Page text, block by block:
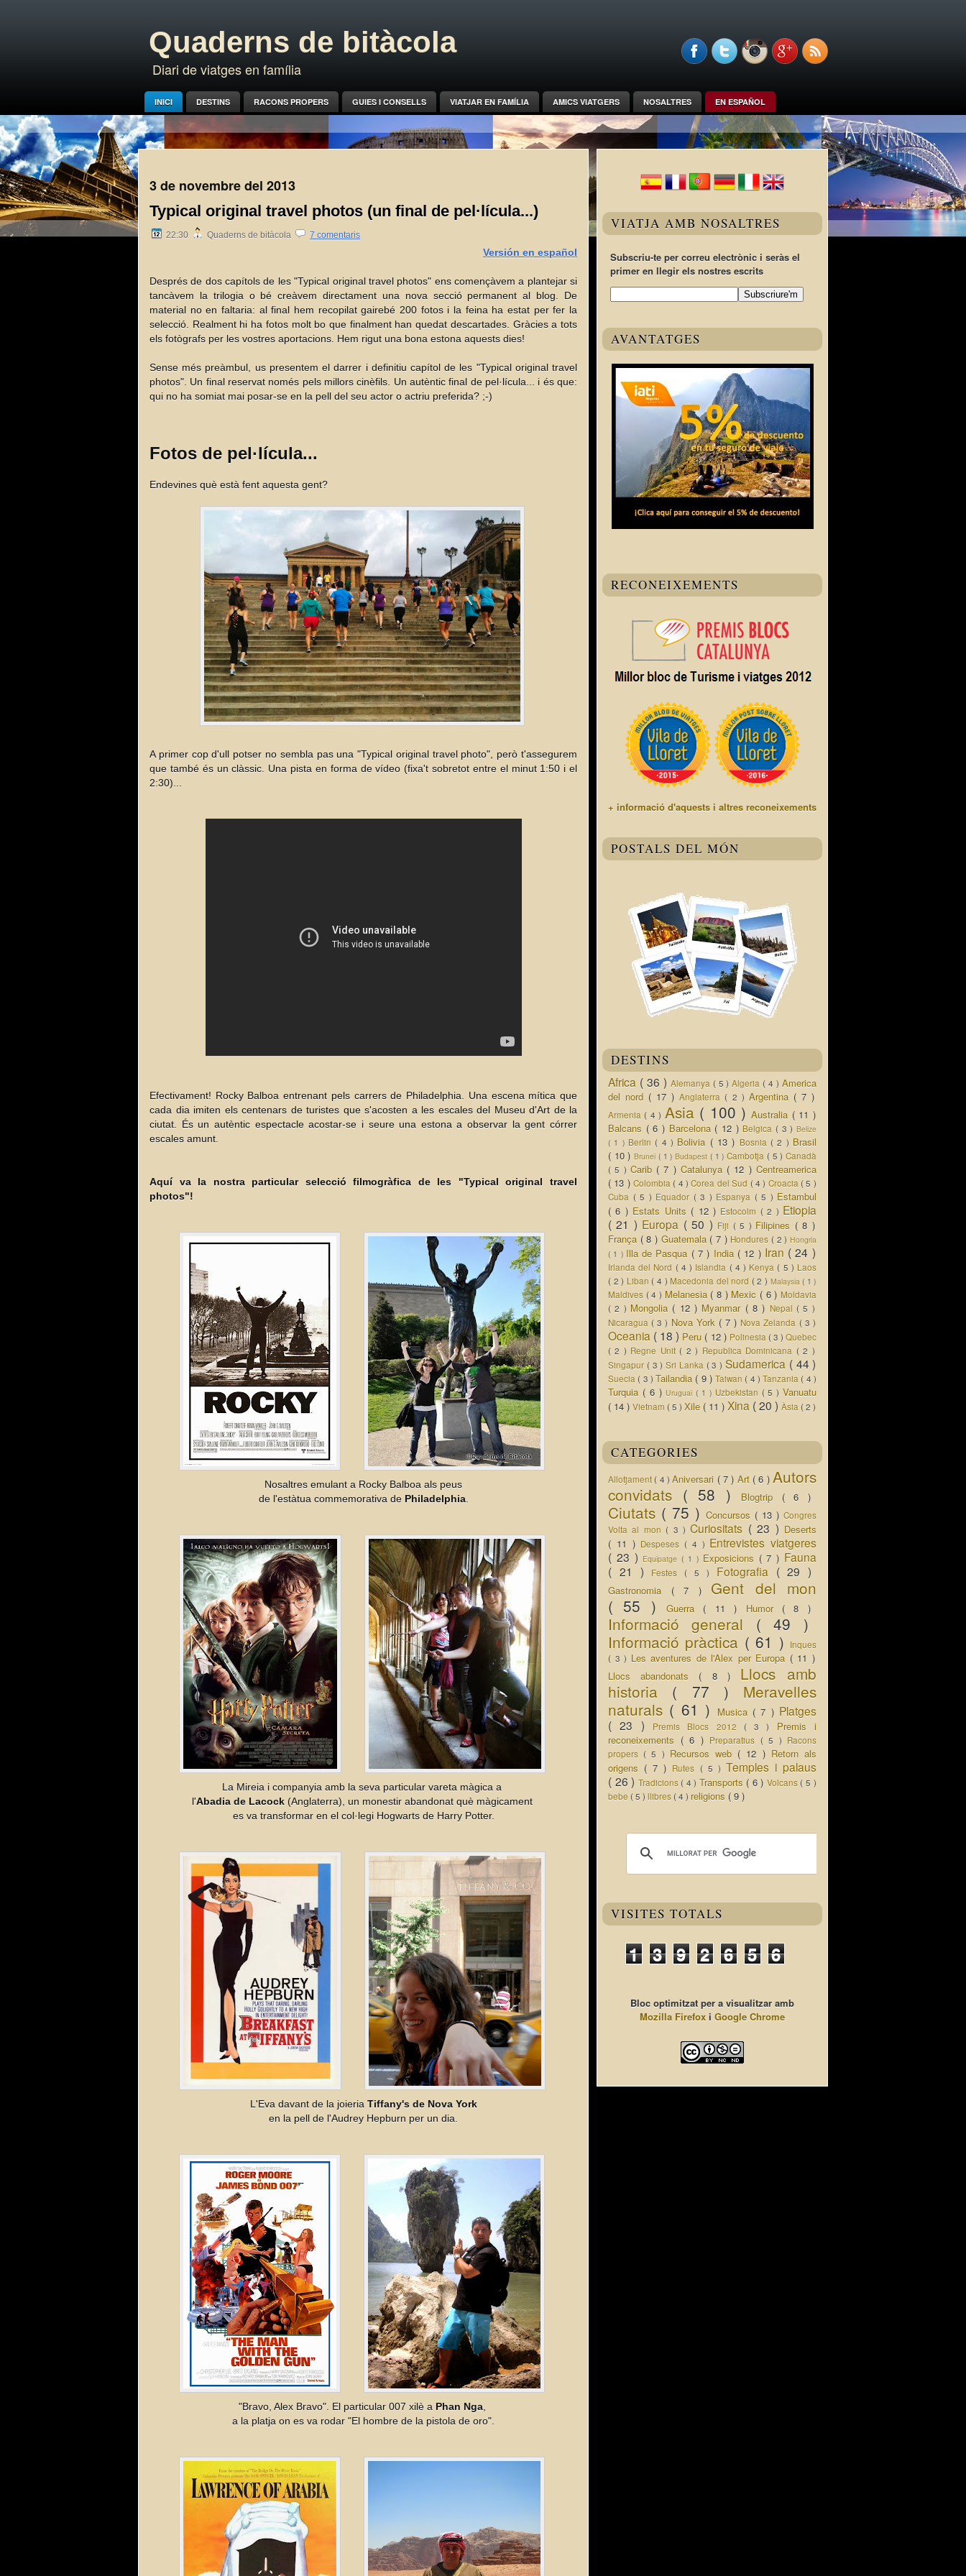
Quaderns de bitàcola
Diari de viatges en família
INICI DESTINS RACONS PROPERS GUIES I CONSELLS VIATJAR EN FAMÍLIA AMICS VIATGERS NOSALTRES EN ESPAÑOL
3 de novembre del 2013
Typical original travel photos (un final de pel·lícula...)
22:30 Quaderns de bitàcola 7 comentaris
Versión en español
Després de dos capítols de les "Typical original travel photos" ens començàvem a plantejar si
tancàvem la trilogia o bé creàvem directament una nova secció permanent al blog. De
material no en faltaria: al final hem recopilat gairebé 200 fotos i la feina ha estat per fer la
selecció. Realment hi ha fotos molt bo que finalment han quedat descartades. Gràcies a tots
els fotògrafs per les vostres aportacions. Hem rigut una bona estona aquests dies!
Sense més preàmbul, us presentem el darrer i definitiu capítol de les "Typical original travel
photos". Un final reservat només pels millors cinèfils. Un autèntic final de pel·lícula... i és que:
qui no ha somiat mai posar-se en la pell del seu actor o actriu preferida? ;-)
Fotos de pel·lícula...
Endevines què està fent aquesta gent?
A primer cop d'ull potser no sembla pas una "Typical original travel photo", però t'assegurem
que també és un clàssic. Una pista en forma de vídeo (fixa't sobretot entre el minut 1:50 i el
2:30)...
Efectivament! Rocky Balboa entrenant pels carrers de Philadelphia. Una escena mítica que
cada dia imiten els centenars de turistes que s'acosten a les escales del Museu d'Art de la
ciutat. És un autèntic espectacle acostar-se i seure una estona a observar la gent córrer
escales amunt.
Aquí va la nostra particular selecció filmogràfica de les "Typical original travel
photos"!
Nosaltres emulant a Rocky Balboa als peus
de l'estàtua commemorativa de Philadelphia.
La Mireia i companyia amb la seva particular vareta màgica a
l'Abadia de Lacock(Anglaterra), un monestir abandonat què màgicament
es va transformar en el col·legi Hogwarts de Harry Potter.
L'Eva davant de la joieria Tiffany's de Nova York
en la pell de l'Audrey Hepburn per un dia.
"Bravo, Alex Bravo". El particular 007 xilè a Phan Nga,
a la platja on es va rodar "El hombre de la pistola de oro".
VIATJA AMB NOSALTRES
Subscriu-te per correu electrònic i seràs el
primer en llegir els nostres escrits
AVANTATGES
RECONEIXEMENTS
+ informació d'aquests i altres reconeixements
POSTALS DEL MÓN
DESTINS
Africa ( 36 ) Alemanya ( 5 )Algeria ( 4 )America
del nord ( 17 )Anglaterra ( 2 ) Argentina ( 7 )
Armenia ( 4 ) Asia ( 100 )Australia ( 11 )
Balcans ( 6 ) Barcelona ( 12 ) Belgica ( 3 )Belize
( 1 ) Berlin ( 4 ) Bolivia ( 13 ) Bosnia ( 2 ) Brasil
( 10 )Brunei ( 1 )Budapest ( 1 )Cambotja ( 5 )Canadà
( 5 ) Carib ( 7 ) Catalunya ( 12 )Centreamerica
( 13 )Colombia ( 4 )Corea del Sud ( 4 ) Croacia ( 5 )
Cuba ( 5 ) Equador ( 3 ) Espanya ( 5 ) Estambul
( 6 ) Estats Units ( 12 ) Estocolm ( 2 ) Etiopia
( 21 ) Europa ( 50 ) Fiji ( 5 ) Filipines ( 8 )
França ( 8 ) Guatemala ( 7 ) Hondures ( 2 ) Hongria
( 1 ) Illa de Pasqua ( 7 ) India ( 12 ) Iran ( 24 )
Irlanda del Nord ( 4 ) Islandia ( 4 ) Kenya ( 5 ) Laos
( 2 ) Liban ( 4 ) Macedonia del nord ( 2 ) Malaysia( 1 )
Maldives ( 4 ) Melanesia ( 8 ) Mexic ( 6 ) Moldavia
( 2 ) Mongolia ( 12 ) Myanmar ( 8 ) Nepal ( 5 )
Nicaragua ( 3 ) Nova York ( 7 ) Nova Zelanda ( 3 )
Oceania ( 18 ) Peru ( 12 ) Polinesia ( 3 )Quebec
( 2 ) Regne Unit ( 2 ) Republica Dominicana ( 2 )
Singapur ( 3 )Sri Lanka ( 3 ) Sudamerica ( 44 )
Suecia ( 3 ) Tailandia ( 9 ) Taiwan ( 4 ) Tanzania ( 4 )
Turquia ( 6 ) Uruguai( 1 ) Uzbekistan ( 5 )Vanuatu
( 14 ) Vietnam ( 5 ) Xile ( 11 ) Xina ( 20 ) Àsia ( 2 )
CATEGORIES
Allotjament ( 4 )Aniversari ( 7 ) Art ( 6 )Autors
convidats ( 58 ) Blogtrip ( 6 )
Ciutats ( 75 ) Concursos ( 13 ) Congres
Volta al mon ( 3 )Curiositats ( 23 ) Deserts
( 11 ) Despeses ( 4 ) Entrevistes viatgeres
( 23 ) Equipatge( 1 ) Exposicions ( 7 ) Fauna
( 21 )
Festes ( 5 ) Fotografia ( 29 )
Gastronomia ( 7 ) Gent del mon
( 55 )Guerra ( 11 ) Humor ( 8 )
Informació general ( 49 )
Informació pràctica ( 61 )
Inques
( 3 ) Les aventures de l'Alex per Europa ( 11 )
Llocs abandonats ( 8 ) Llocs amb
historia ( 77 ) Meravelles
naturals ( 61 ) Musica ( 7 ) Platges
( 23 )
Premis Blocs 2012 ( 3 ) Premis i
reconeixements ( 6 ) Preparatius ( 5 ) Racons
propers ( 5 ) Recursos web ( 12 ) Retorn als
origens ( 7 ) Rutes ( 5 ) Temples i palaus
( 26 ) Tradicions ( 4 ) Transports ( 6 ) Volcans ( 5 )
bebe ( 5 ) llibres ( 4 ) religions ( 9 )
VISITES TOTALS
1 3 9 2 6 5 6
Bloc optimitzat per a visualitzar amb
Mozilla Firefox i Google Chrome